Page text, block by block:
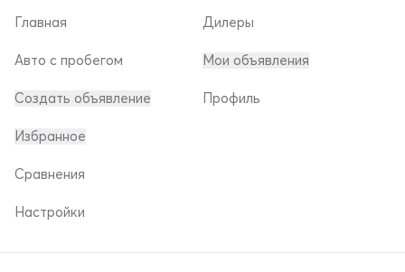
Главная
Авто с пробегом
Создать объявление
Дилеры
Мои объявления
Профиль
Избранное
Сравнения
Настройки